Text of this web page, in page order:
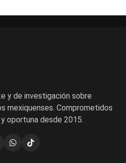
y de investigación sobre
mexiquenses. Comprometidos
oportuna desde 2015.